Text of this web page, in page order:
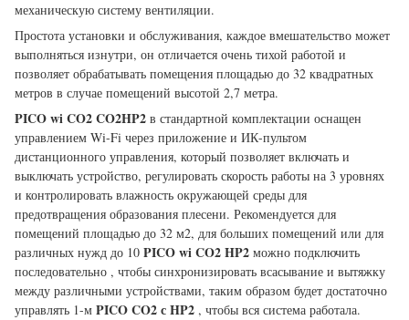
механическую систему вентиляции.
Простота установки и обслуживания, каждое вмешательство может
выполняться изнутри, он отличается очень тихой работой и
позволяет обрабатывать помещения площадью до 32 квадратных
метров в случае помещений высотой 2,7 метра.
PICO wi CO2 CO2HP2 в стандартной комплектации оснащен
управлением Wi-Fi через приложение и ИК-пультом
дистанционного управления, который позволяет включать и
выключать устройство, регулировать скорость работы на 3 уровнях
и контролировать влажность окружающей среды для
предотвращения образования плесени. Рекомендуется для
помещений площадью до 32 м2, для больших помещений или для
различных нужд до 10 PICO wi CO2 HP2 можно подключить
последовательно , чтобы синхронизировать всасывание и вытяжку
между различными устройствами, таким образом будет достаточно
управлять 1-м PICO CO2 с HP2 , чтобы вся система работала.